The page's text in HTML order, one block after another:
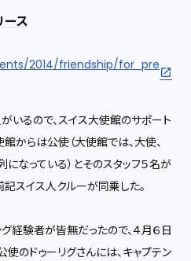
ース
2014/friendship/for_pre
いるので、スイス大使館のサポート
からは公使（大使館では、大使、
なっている）とそのスタッフ５名が
記スイス人クルーが同乗した。
経験者が皆無だったので、４月６日
のドゥーリグさんには、キャプテン